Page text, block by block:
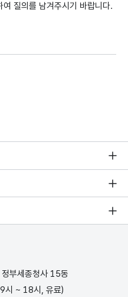
여 질의를 남겨주시기 바랍니다.
부세종청사 15동
시 ~ 18시, 유료)